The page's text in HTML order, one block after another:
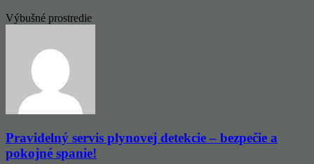
Výbušné prostredie
Pravidelný servis plynovej detekcie – bezpečie a
pokojné spanie!